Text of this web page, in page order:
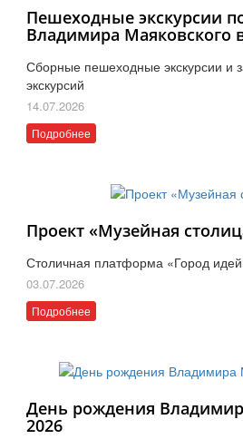
Пешеходные экскурсии
Владимира Маяковского
Сборные пешеходные экскурсии и
экскурсий
14.07.2026
Подробнее
Проект «Музейная
Столичная платформа «Город
03.07.2026
Подробнее
День рождения
2026